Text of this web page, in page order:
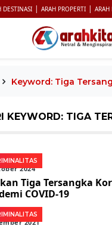
DESTINASI | ARAH PROPERTI | ARAH
Keyword: Tiga
KEYWORD: TIGA
2024
Tiga Tersangka
COVID-19
2021